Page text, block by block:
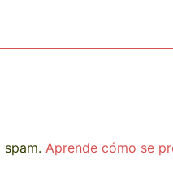
Aprende cómo se